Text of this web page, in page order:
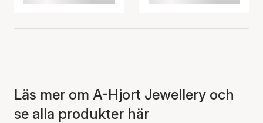
Läs mer om A-Hjort Jewellery och
se alla produkter här